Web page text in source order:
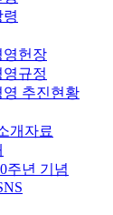
영헌장
규정
영 추진현황
개자료
주년 기념